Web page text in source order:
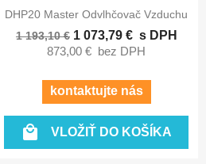
Rýchly náhľad
DHP20 Master Odvlhčovač Vzduchu
1 193,10 € 1 073,79 € s DPH
873,00 € bez DPH
kontaktujte nás
 VLOŽIŤ DO KOŠÍKA